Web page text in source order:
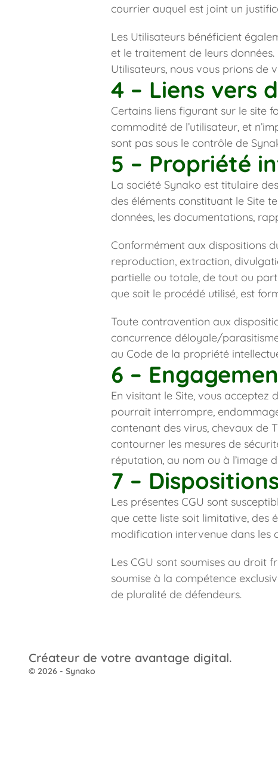
courrier auquel est joint un
Les Utilisateurs bénéficient
et le traitement de leurs
Utilisateurs, nous vous prions de
4 – Liens vers
Certains liens figurant sur le site
commodité de l’utilisateur, et
sont pas sous le contrôle de
5 – Propriété
La société Synako est titulaire
des éléments constituant le Site
données, les documentations,
Conformément aux dispositions
reproduction, extraction,
partielle ou totale, de tout ou
que soit le procédé utilisé, est
Toute contravention aux
concurrence déloyale/
au Code de la propriété
6 –
En visitant le Site, vous acceptez
pourrait interrompre,
contenant des virus, chevaux de
contourner les mesures de
réputation, au nom ou à l’image
7 –
Les présentes CGU sont
que cette liste soit limitative, des
modification intervenue dans les
Les CGU sont soumises au droit
soumise à la compétence
de pluralité de défendeurs.
Créateur de votre avantage digital.
© 2026 - Synako